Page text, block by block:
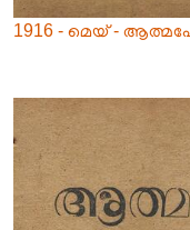
1916 - മെയ് -